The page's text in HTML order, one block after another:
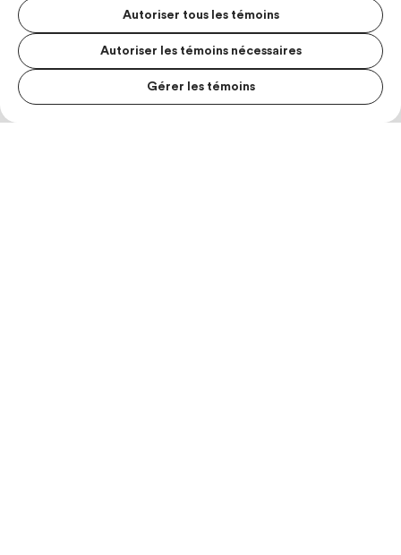
Autoriser tous les témoins
Autoriser les témoins nécessaires
Gérer les témoins
MENU